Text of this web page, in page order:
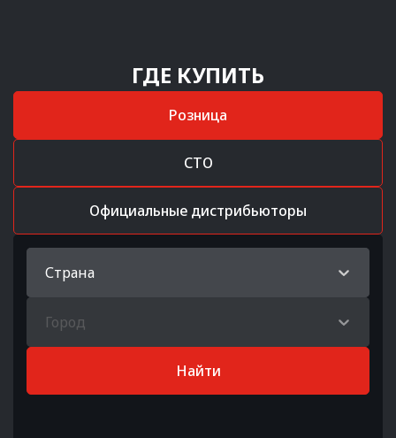
ГДЕ КУПИТЬ
Розница
СТО
Официальные дистрибьюторы
Страна
Город
Найти